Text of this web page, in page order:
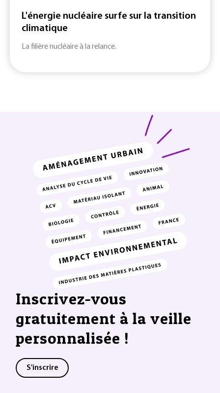
L'énergie nucléaire surfe sur la transition
climatique
La filière nucléaire à la relance.
Inscrivez-vous
gratuitement à la veille
personnalisée !
S'inscrire